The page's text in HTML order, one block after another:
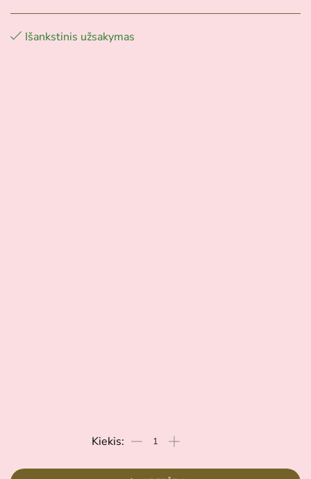
Išankstinis užsakymas